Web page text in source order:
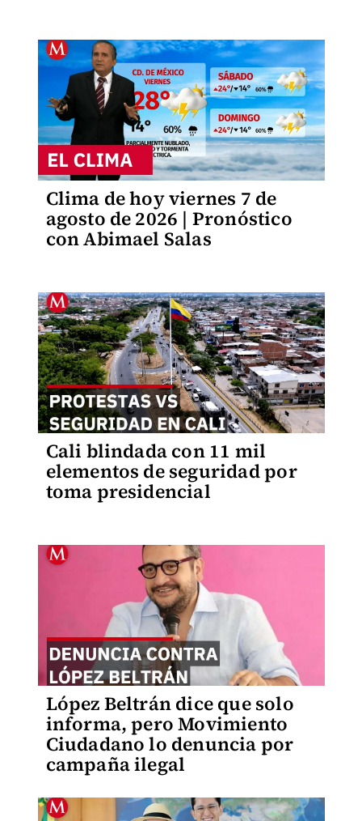
Clima de hoy viernes 7 de
agosto de 2026 | Pronóstico
con Abimael Salas
Cali blindada con 11 mil
elementos de seguridad por
toma presidencial
López Beltrán dice que solo
informa, pero Movimiento
Ciudadano lo denuncia por
campaña ilegal